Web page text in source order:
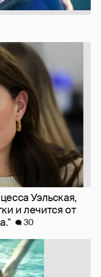
Уэльская,
и лечится от
30